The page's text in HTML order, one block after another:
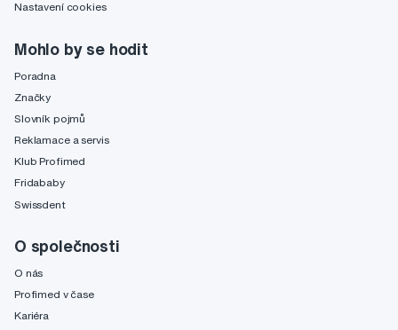
Nastavení cookies
Mohlo by se hodit
Poradna
Značky
Slovník pojmů
Reklamace a servis
Klub Profimed
Fridababy
Swissdent
O společnosti
O nás
Profimed v čase
Kariéra